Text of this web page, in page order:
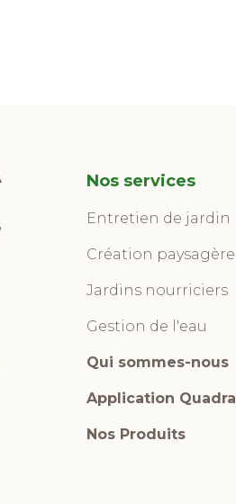
Nos services
Entretien de jardin
Création paysagère
Jardins nourriciers
Gestion de l'eau
Qui sommes-nous
Application
Nos Produits